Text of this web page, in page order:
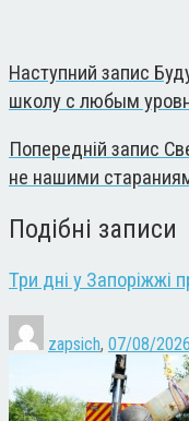
Наступний запис
школу с любым
Попередній запис
не нашими
Подібні записи
Три дні у Запоріжжі
zapsich, 07/08/2026